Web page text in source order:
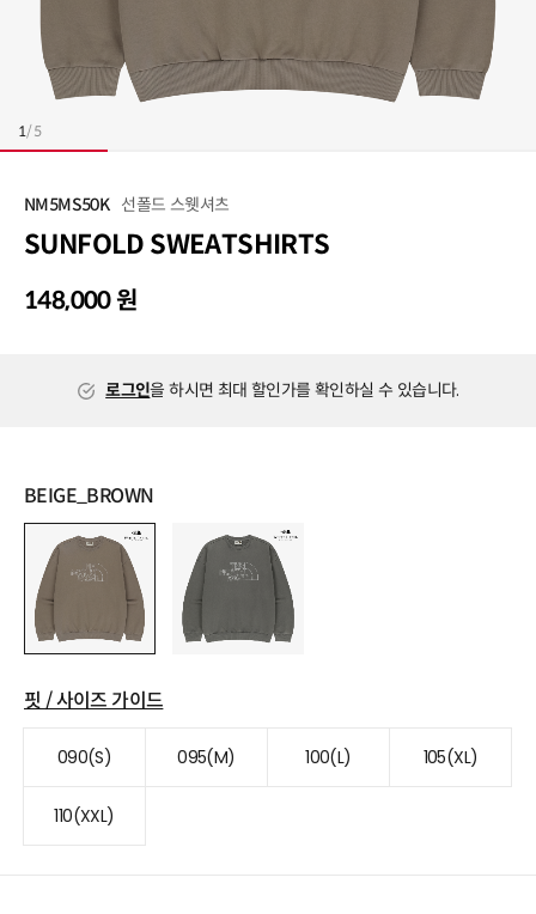
1/5
NM5MS50K 선폴드 스웻셔츠
SUNFOLD SWEATSHIRTS
148,000 원
로그인을 하시면 최대 할인가를 확인하실 수 있습니다.
BEIGE_BROWN
핏 / 사이즈 가이드
090(S) 095(M) 100(L) 105(XL)
110(XXL)